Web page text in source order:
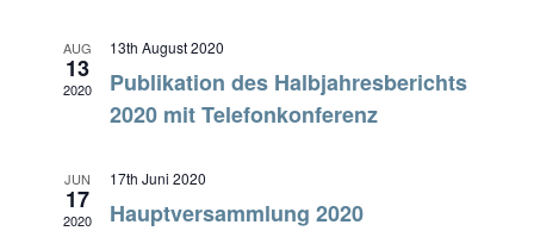
AUG
13
2020
13th August 2020
Publikation des Halbjahresberichts
2020 mit Telefonkonferenz
JUN
17
2020
17th Juni 2020
Hauptversammlung 2020